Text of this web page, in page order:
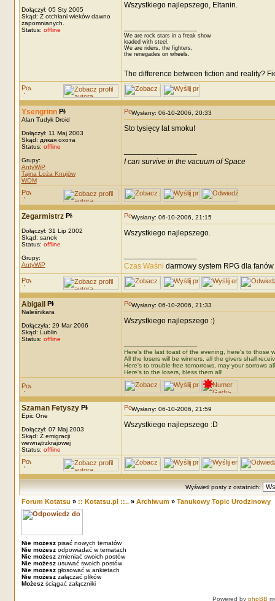
Dołączył: 05 Sty 2005
Skąd: Z otchłani wieków dawno
zapomnianych.
Status: offline
Wszystkiego najlepszego, Eltanin.
We are rock stars in a freak show
loaded with steel.
We are riders, the fighters,
the renegades on wheels.
The difference between fiction and reality?
Ysengrinn
Alan Tudyk Droid
Dołączył: 11 Maj 2003
Skąd: дикая охота
Status: offline
Grupy:
AntyWiP
Tajna Loża Knujów
WOM
Wysłany: 06-10-2006, 20:33
Sto tysięcy lat smoku!
I can survive in the vacuum of Space
Zegarmistrz
Dołączył: 31 Lip 2002
Skąd: sanok
Status: offline
Grupy:
AntyWiP
Wysłany: 06-10-2006, 21:15
Wszystkiego najlepszego.
Czas Waśni darmowy system RPG dla
Abigail
Naleśnikara
Dołączyła: 29 Mar 2006
Skąd: Lublin
Status: offline
Wysłany: 06-10-2006, 21:33
Wszystkiego najlepszego :)
Here's the last toast of the evening, here's to those
All the losers will be winners, all the givers shall
Here's to trouble-free tomorrows, may your sorrows
Here's to the losers, bless them all!
Szaman Fetyszy
Epic One
Dołączył: 07 Maj 2003
Skąd: Z emigracji
wewnątrzkrajowej
Status: offline
Wysłany: 06-10-2006, 21:59
Wszystkiego najlepszego :D
Wyświetl posty z ostatnich:
Forum Kotatsu » :: Kotatsu.pl ::..» Archiwum» Tanukowy Topic Urodzinowy
Nie możeszpisać nowych tematów
Nie możeszodpowiadać w tematach
Nie możeszzmieniać swoich postów
Nie możeszusuwać swoich postów
Nie możeszgłosować w ankietach
Nie możeszzałączać plików
Możeszściągać załączniki
Powered by phpBB